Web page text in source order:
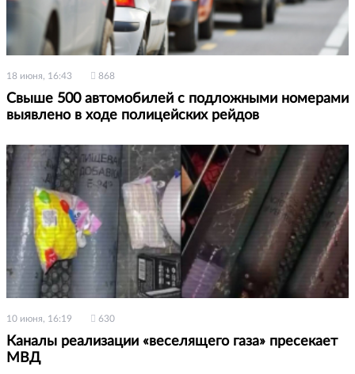
18 июня, 16:43 868
Свыше 500 автомобилей с подложными номерами
выявлено в ходе полицейских рейдов
10 июня, 16:19 630
Каналы реализации «веселящего газа» пресекает
МВД